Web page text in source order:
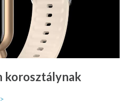
korosztálynak